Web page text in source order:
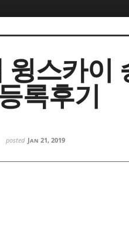
윙스카이
록후기
posted Jan 21, 2019
스케치북5
스케치북5
스케치북5
스케치북5